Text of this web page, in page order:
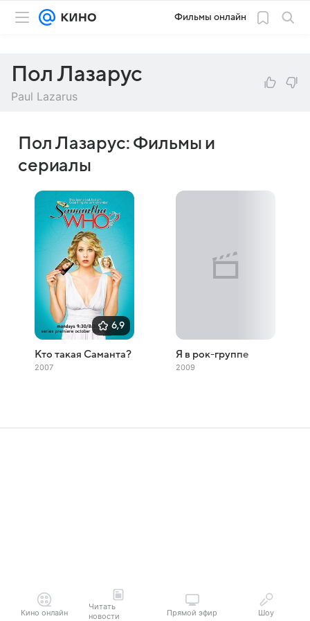
Фильмы онлайн
Пол Лазарус
Paul Lazarus
Пол Лазарус: Фильмы и
сериалы
6,9
Кто такая Саманта?
2007
Я в рок-группе
2009
Кино онлайн
Читать
новости
Прямой эфир Шоу